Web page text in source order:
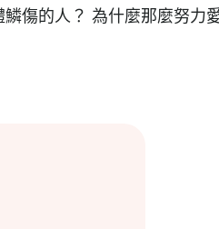
傷的人？ 為什麼那麼努力